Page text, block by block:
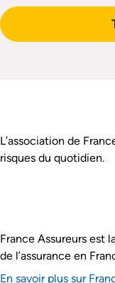
Assurance Prévention
L’association de
risques du quotidien.
France Assureurs est
de l’assurance en
En savoir plus sur